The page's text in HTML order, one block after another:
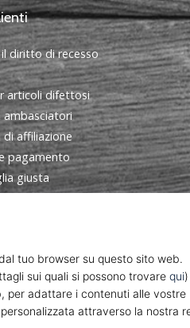
diritto di recesso
articoli difettosi
ambasciatori
affiliazione
pagamento
giusta
codice fiscale: CZ29213291